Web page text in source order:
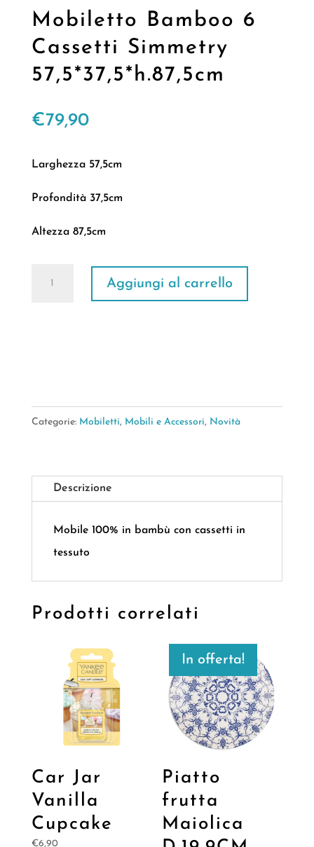
Mobiletto Bamboo 6
Cassetti Simmetry
57,5*37,5*h.87,5cm
€79,90
Larghezza 57,5cm
Profondità 37,5cm
Altezza 87,5cm
quantità
Aggiungi al carrello
Categorie: Mobiletti, Mobili e Accessori, Novità
Descrizione
Mobile 100% in bambù con cassetti in
tessuto
Prodotti correlati
Car Jar
Vanilla
Cupcake
€6,90
In offerta!
Piatto
frutta
Maiolica